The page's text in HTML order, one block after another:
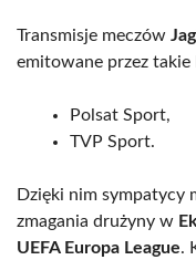
Transmisje meczów
emitowane przez takie
Polsat Sport,
TVP Sport.
Dzięki nim sympatycy
zmagania drużyny w
UEFA Europa League.